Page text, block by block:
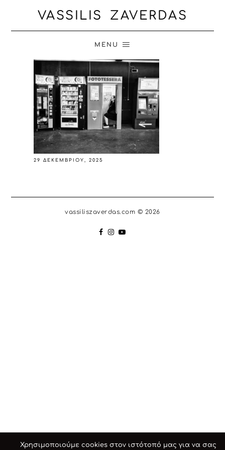
VASSILIS ZAVERDAS
MENU
29 ΔΕΚΕΜΒΡΊΟΥ, 2025
vassiliszaverdas.com © 2026
Χρησιμοποιούμε cookies στον ιστότοπό μας για να σας